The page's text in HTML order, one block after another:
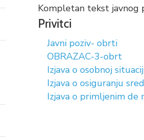
Kompletan tekst javnog
Privitci
Javni poziv- obrti
OBRAZAC-3-obrt
Izjava o osobnoj
Izjava o osiguranju
Izjava o primljenim de